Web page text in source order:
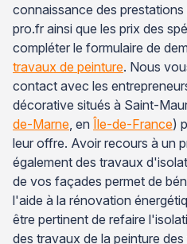
connaissance des
pro.fr ainsi que les prix des
compléter le formulaire de
travaux de peinture. Nous
contact avec les
décorative situés à Saint-
de-Marne , en Île-de-France)
leur offre. Avoir recours à un
également des travaux
de vos façades permet de
l'aide à la rénovation
être pertinent de refaire
des travaux de la peinture